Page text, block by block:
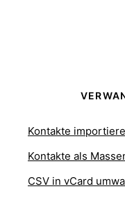
Kontakte
Kontakte als
CSV in vCard